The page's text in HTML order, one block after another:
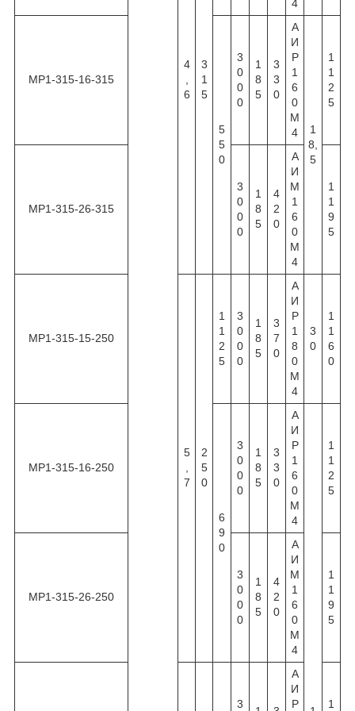
4
6
3
1
5
4
МР1-315-16-315
5
5
0
3
0
0
0
1
8
5
3
3
0
А
И
Р
1
6
0
М
4
1
8,
5
1
1
2
5
МР1-315-26-315
3
0
0
0
1
8
5
4
2
0
А
И
М
1
6
0
М
4
1
1
9
5
МР1-315-15-250
5
7
2
5
0
1
1
2
5
3
0
0
0
1
8
5
3
7
0
А
И
Р
1
8
0
М
4
3
0
1
1
6
0
МР1-315-16-250
6
9
0
3
0
0
0
1
8
5
3
3
0
А
И
Р
1
6
0
М
4
1
1
2
5
МР1-315-26-250
3
0
0
0
1
8
5
4
2
0
А
И
М
1
6
0
М
4
1
1
9
5
3
А
И
Р
1